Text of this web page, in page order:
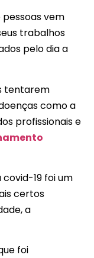
pessoas vem
trabalhos
pelo dia a
tentarem
como a
profissionais e
19 foi um
certos
a
foi